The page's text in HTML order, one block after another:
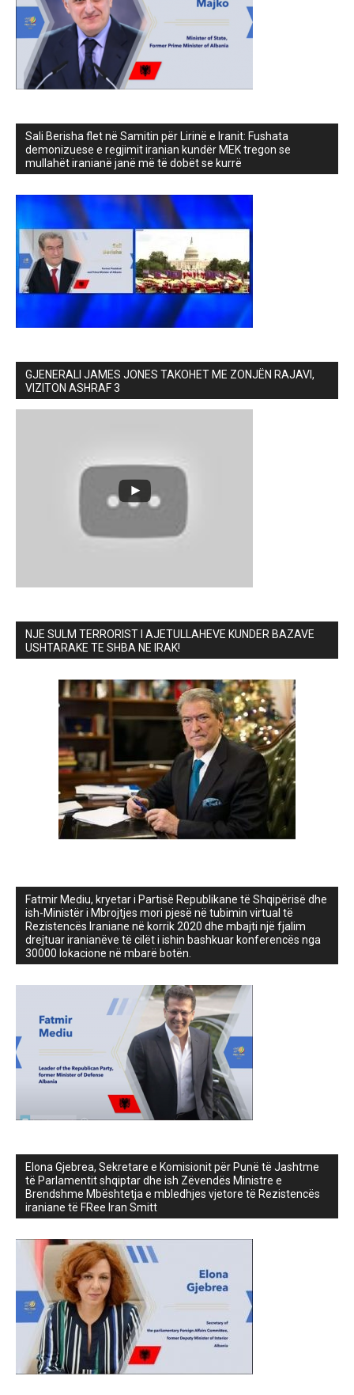
Sali Berisha flet në Samitin për Lirinë e Iranit: Fushata
demonizuese e regjimit iranian kundër MEK tregon se
mullahët iranianë janë më të dobët se kurrë
GJENERALI JAMES JONES TAKOHET ME ZONJËN RAJAVI,
VIZITON ASHRAF 3
NJE SULM TERRORIST I AJETULLAHEVE KUNDER BAZAVE
USHTARAKE TE SHBA NE IRAK!
Fatmir Mediu, kryetar i Partisë Republikane të Shqipërisë dhe
ish-Ministër i Mbrojtjes mori pjesë në tubimin virtual të
Rezistencës Iraniane në korrik 2020 dhe mbajti një fjalim
drejtuar iranianëve të cilët i ishin bashkuar konferencës nga
30000 lokacione në mbarë botën.
Elona Gjebrea, Sekretare e Komisionit për Punë të Jashtme
të Parlamentit shqiptar dhe ish Zëvendës Ministre e
Brendshme Mbështetja e mbledhjes vjetore të Rezistencës
iraniane të FRee Iran Smitt